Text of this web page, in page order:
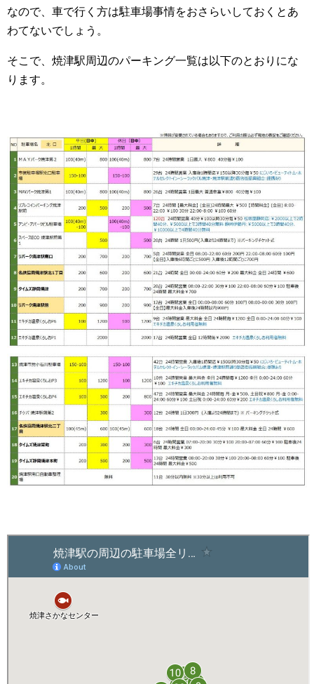
なので、車で行く方は駐車場事情をおさらいしておくとあ
わてないでしょう。
そこで、焼津駅周辺のパーキング一覧は以下のとおりにな
ります。